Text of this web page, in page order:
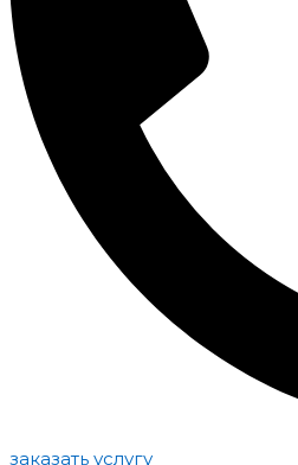
заказать услугу